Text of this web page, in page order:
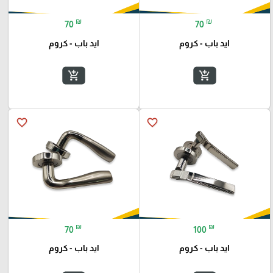
70 ₪
ايد باب - كروم
add_shopping_cart
70 ₪
ايد باب - كروم
add_shopping_cart
favorite_border
100 ₪
ايد باب - كروم
favorite_border
70 ₪
ايد باب - كروم